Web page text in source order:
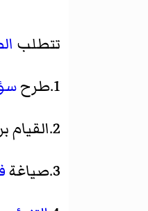
تتطلب
1.طرح
2.القيام برصد
3.صياغة